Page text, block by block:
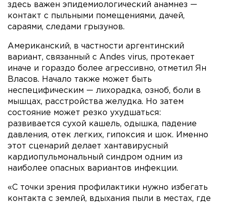
здесь важен эпидемиологический анамнез —
контакт с пыльными помещениями, дачей,
сараями, следами грызунов.
Американский, в частности аргентинский
вариант, связанный с Andes virus, протекает
иначе и гораздо более агрессивно, отметил Ян
Власов. Начало также может быть
неспецифическим — лихорадка, озноб, боли в
мышцах, расстройства желудка. Но затем
состояние может резко ухудшаться:
развивается сухой кашель, одышка, падение
давления, отек легких, гипоксия и шок. Именно
этот сценарий делает хантавирусный
кардиопульмональный синдром одним из
наиболее опасных вариантов инфекции.
«С точки зрения профилактики нужно избегать
контакта с землей, вдыхания пыли в местах, где